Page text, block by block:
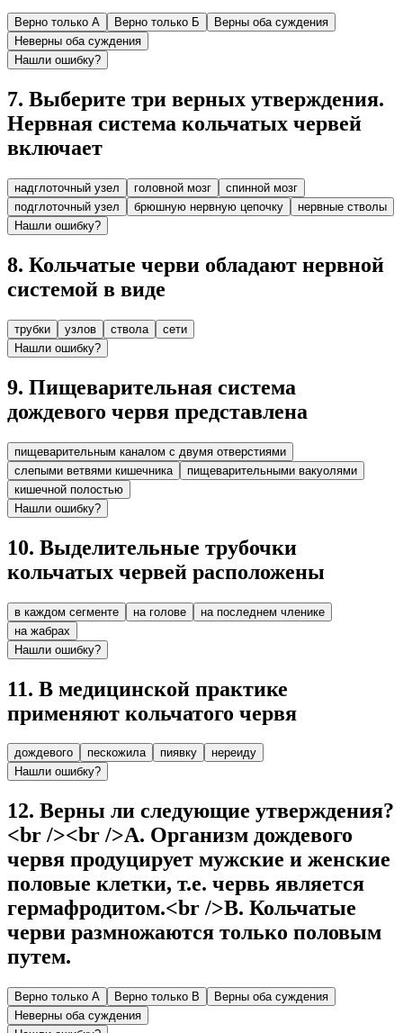
Верно только А Верно только Б
Верны оба суждения
Неверны оба суждения
Нашли ошибку?
7. Выберите три верных утверждения.
Нервная система кольчатых червей
включает
надглоточный узел головной мозг
спинной мозг
подглоточный узел
брюшную нервную цепочку
нервные стволы
Нашли ошибку?
8. Кольчатые черви обладают нервной
системой в виде
трубки узлов ствола
сети
Нашли ошибку?
9. Пищеварительная система
дождевого червя представлена
пищеварительным каналом с двумя отверстиями
слепыми ветвями кишечника
пищеварительными вакуолями
кишечной полостью
Нашли ошибку?
10. Выделительные трубочки
кольчатых червей расположены
в каждом сегменте на голове
на последнем членике
на жабрах
Нашли ошибку?
11. В медицинской практике
применяют кольчатого червя
дождевого пескожила пиявку
нереиду
Нашли ошибку?
12. Верны ли следующие утверждения?
<br /><br />А. Организм дождевого
червя продуцирует мужские и женские
половые клетки, т.е. червь является
гермафродитом.<br />В. Кольчатые
черви размножаются только половым
путем.
Верно только А Верно только В
Верны оба суждения
Неверны оба суждения